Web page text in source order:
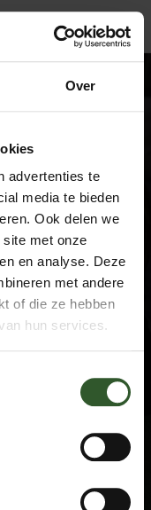
Over
advertenties te
media te bieden
Ook delen we
met onze
en analyse. Deze
met andere
of die ze hebben
hun services.